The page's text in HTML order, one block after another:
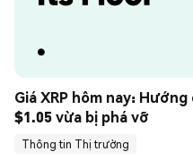
Giá XRP hôm nay:
$1.05 vừa bị phá vỡ
Thông tin Thị trường